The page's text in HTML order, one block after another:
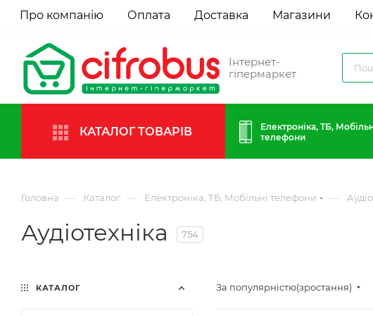
Про компанію Оплата Доставка Магазини
Інтернет-
гіпермаркет
Електроніка, ТБ,
телефони
КАТАЛОГ ТОВАРІВ
Головна — Каталог — Електроніка, ТБ, Мобільні телефони —
Аудіотехніка 754
За популярністю(зростання)
КАТАЛОГ